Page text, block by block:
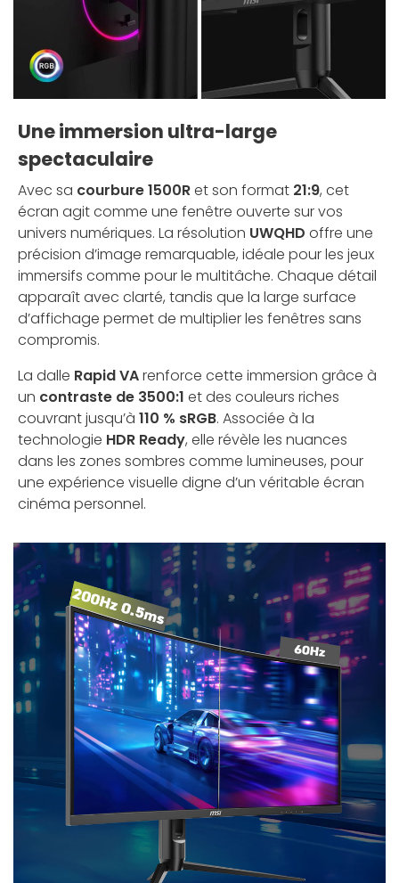
Une immersion ultra-large
spectaculaire
Avec sa courbure 1500Ret son format 21:9, cet
écran agit comme une fenêtre ouverte sur vos
univers numériques. La résolution UWQHD offre une
précision d’image remarquable, idéale pour les jeux
immersifs comme pour le multitâche. Chaque détail
apparaît avec clarté, tandis que la large surface
d’affichage permet de multiplier les fenêtres sans
compromis.
La dalle Rapid VArenforce cette immersion grâce à
un contraste de 3500:1 et des couleurs riches
couvrant jusqu’à 110 % sRGB. Associée à la
technologie HDR Ready, elle révèle les nuances
dans les zones sombres comme lumineuses, pour
une expérience visuelle digne d’un véritable écran
cinéma personnel.